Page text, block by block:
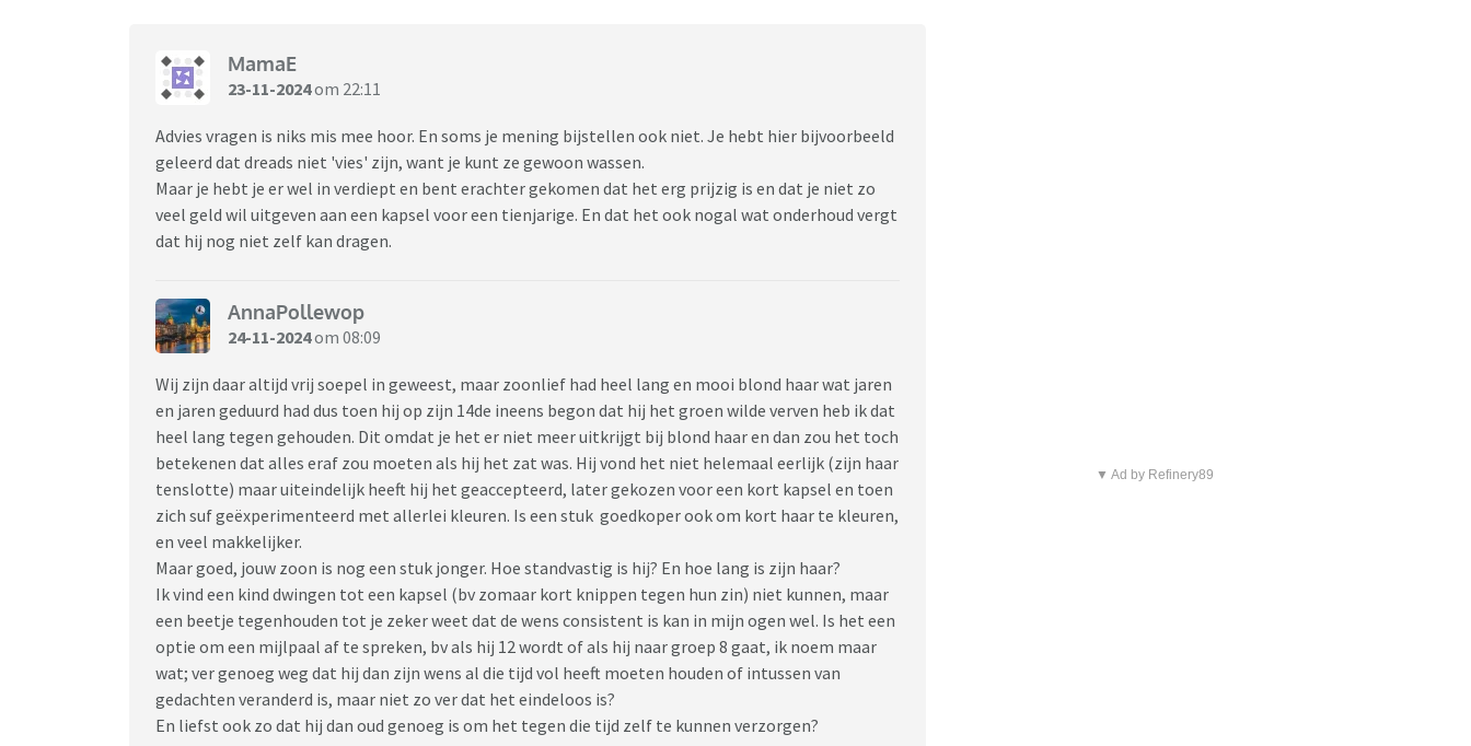
MamaE
23-11-2024om 22:11
Advies vragen is niks mis mee hoor. En soms je mening bijstellen ook niet. Je hebt hier bijvoorbeeld
geleerd dat dreads niet 'vies' zijn, want je kunt ze gewoon wassen.
Maar je hebt je er wel in verdiept en bent erachter gekomen dat het erg prijzig is en dat je niet zo
veel geld wil uitgeven aan een kapsel voor een tienjarige. En dat het ook nogal wat onderhoud vergt
dat hij nog niet zelf kan dragen.
AnnaPollewop
24-11-2024om 08:09
Wij zijn daar altijd vrij soepel in geweest, maar zoonlief had heel lang en mooi blond haar wat jaren
en jaren geduurd had dus toen hij op zijn 14de ineens begon dat hij het groen wilde verven heb ik dat
heel lang tegen gehouden. Dit omdat je het er niet meer uitkrijgt bij blond haar en dan zou het toch
betekenen dat alles eraf zou moeten als hij het zat was. Hij vond het niet helemaal eerlijk (zijn haar
tenslotte) maar uiteindelijk heeft hij het geaccepteerd, later gekozen voor een kort kapsel en toen
zich suf geëxperimenteerd met allerlei kleuren. Is een stuk goedkoper ook om kort haar te kleuren,
en veel makkelijker.
Maar goed, jouw zoon is nog een stuk jonger. Hoe standvastig is hij? En hoe lang is zijn haar?
Ik vind een kind dwingen tot een kapsel (bv zomaar kort knippen tegen hun zin) niet kunnen, maar
een beetje tegenhouden tot je zeker weet dat de wens consistent is kan in mijn ogen wel. Is het een
optie om een mijlpaal af te spreken, bv als hij 12 wordt of als hij naar groep 8 gaat, ik noem maar
wat; ver genoeg weg dat hij dan zijn wens al die tijd vol heeft moeten houden of intussen van
gedachten veranderd is, maar niet zo ver dat het eindeloos is?
En liefst ook zo dat hij dan oud genoeg is om het tegen die tijd zelf te kunnen verzorgen?
▼ Ad by Refinery89